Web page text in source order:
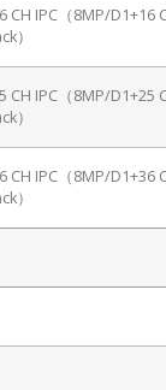
IPC（8MP/D1+16
）
IPC（8MP/D1+25
）
IPC（8MP/D1+36
）